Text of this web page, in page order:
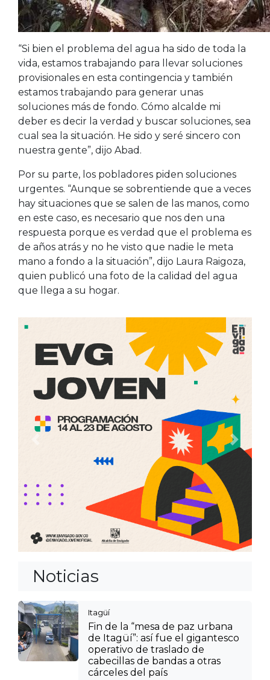
“Si bien el problema del agua ha sido de toda la
vida, estamos trabajando para llevar soluciones
provisionales en esta contingencia y también
estamos trabajando para generar unas
soluciones más de fondo. Cómo alcalde mi
deber es decir la verdad y buscar soluciones, sea
cual sea la situación. He sido y seré sincero con
nuestra gente”, dijo Abad.
Por su parte, los pobladores piden soluciones
urgentes. “Aunque se sobrentiende que a veces
hay situaciones que se salen de las manos, como
en este caso, es necesario que nos den una
respuesta porque es verdad que el problema es
de años atrás y no he visto que nadie le meta
mano a fondo a la situación”, dijo Laura Raigoza,
quien publicó una foto de la calidad del agua
que llega a su hogar.
Noticias
Itagüí
Fin de la “mesa de paz urbana
de Itagüí”: así fue el gigantesco
operativo de traslado de
cabecillas de bandas a otras
cárceles del país